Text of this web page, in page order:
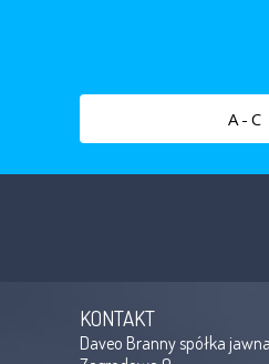
A-C
KONTAKT
Daveo Branny spółka jawna